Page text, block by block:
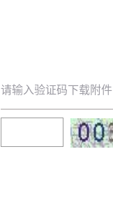
请输入验证码下载附件